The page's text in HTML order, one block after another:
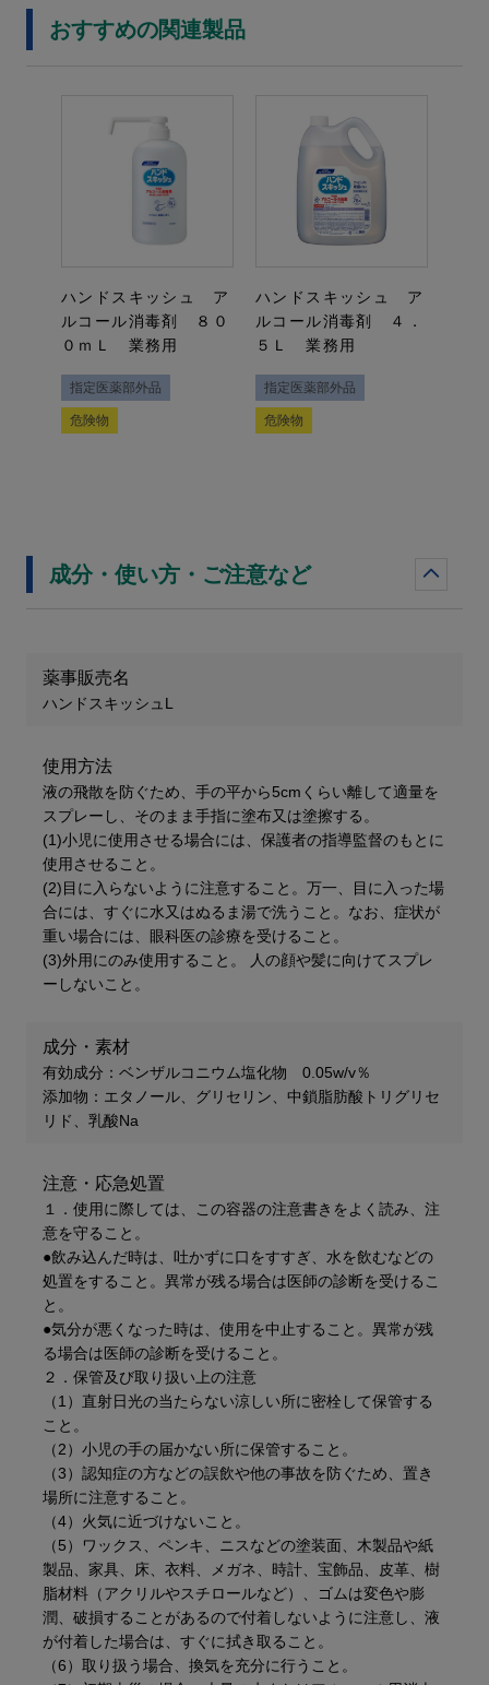
おすすめの関連製品
ハンドスキッシュ ア
ルコール消毒剤 ８０
０ｍＬ 業務用
指定医薬部外品
危険物
ハンドスキッシュ ア
ルコール消毒剤 ４．
５Ｌ 業務用
指定医薬部外品
危険物
成分・使い方・ご注意など
薬事販売名
ハンドスキッシュL
使用方法
液の飛散を防ぐため、手の平から5cmくらい離して適量を
スプレーし、そのまま手指に塗布又は塗擦する。
(1)小児に使用させる場合には、保護者の指導監督のもとに
使用させること。
(2)目に入らないように注意すること。万一、目に入った場
合には、すぐに水又はぬるま湯で洗うこと。なお、症状が
重い場合には、眼科医の診療を受けること。
(3)外用にのみ使用すること。 人の顔や髪に向けてスプレ
ーしないこと。
成分・素材
有効成分：ベンザルコニウム塩化物 0.05w/v％
添加物：エタノール、グリセリン、中鎖脂肪酸トリグリセ
リド、乳酸Na
注意・応急処置
１．使用に際しては、この容器の注意書きをよく読み、注
意を守ること。
●飲み込んだ時は、吐かずに口をすすぎ、水を飲むなどの
処置をすること。異常が残る場合は医師の診断を受けるこ
と。
●気分が悪くなった時は、使用を中止すること。異常が残
る場合は医師の診断を受けること。
２．保管及び取り扱い上の注意
（1）直射日光の当たらない涼しい所に密栓して保管する
こと。
（2）小児の手の届かない所に保管すること。
（3）認知症の方などの誤飲や他の事故を防ぐため、置き
場所に注意すること。
（4）火気に近づけないこと。
（5）ワックス、ペンキ、ニスなどの塗装面、木製品や紙
製品、家具、床、衣料、メガネ、時計、宝飾品、皮革、樹
脂材料（アクリルやスチロールなど）、ゴムは変色や膨
潤、破損することがあるので付着しないように注意し、液
が付着した場合は、すぐに拭き取ること。
（6）取り扱う場合、換気を充分に行うこと。